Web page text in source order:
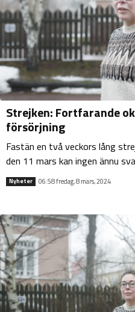
Strejken: Fortfarande
försörjning
Fastän en två veckors lång
den 11 mars kan ingen ännu
Nyheter 06:58 fredag, 8 mars, 2024